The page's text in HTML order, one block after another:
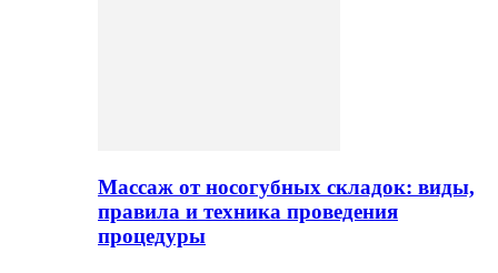
Массаж от носогубных складок: виды,
правила и техника проведения
процедуры